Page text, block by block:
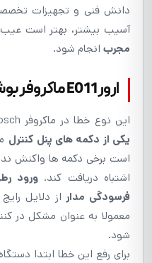
دانش فنی و تجهیزات تخصصی
آسیب بیشتر، بهتر است
مجرب انجام شود.
ارور E011 ماکروفر بوش
این نوع خطا در ماکروفر bosch بیانگر ایجاد
یکی از دکمه های پنل کنترل
است برخی دکمه ها واکنش
اشتباه دریافت کند.ورود
فرسودگی مدار از دلایل
معمولا به عنوان مشکل در
شود.
برای رفع این خطا ابتدا